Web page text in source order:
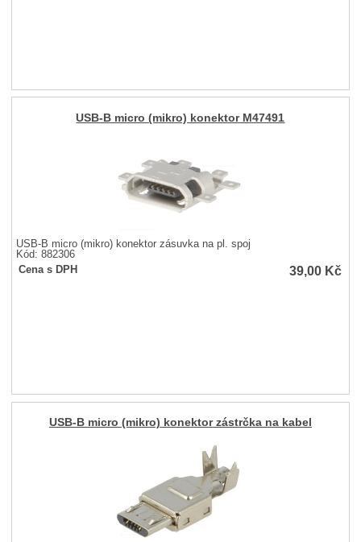
USB-B micro (mikro) konektor M47491
USB-B micro (mikro) konektor zásuvka na pl. spoj
Kód: 882306
Cena s DPH
39,00 Kč
USB-B micro (mikro) konektor zástrčka na kabel